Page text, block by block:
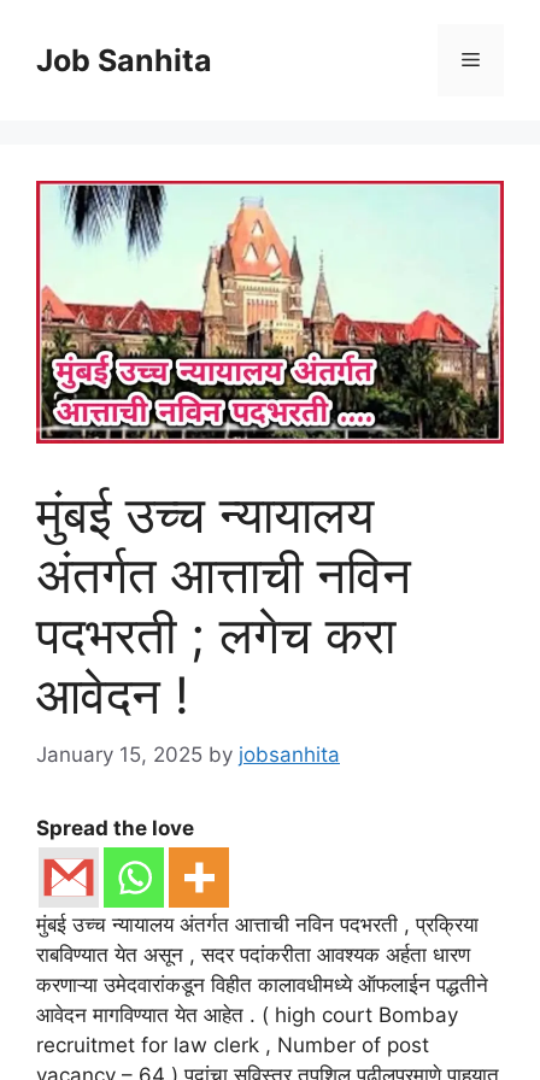
contentJob Sanhita Menu
मुंबई उच्च न्यायालय
अंतर्गत आत्ताची नविन
पदभरती ; लगेच करा
आवेदन !
January 15, 2025 by jobsanhita
Spread the love
मुंबई उच्च न्यायालय अंतर्गत आत्ताची नविन पदभरती , प्रक्रिया
राबविण्यात येत असून , सदर पदांकरीता आवश्यक अर्हता धारण
करणाऱ्या उमेदवारांकडून विहीत कालावधीमध्ये ऑफलाईन पद्धतीने
आवेदन मागविण्यात येत आहेत . ( high court Bombay
recruitmet for law clerk , Number of post
vacancy – 64 ) पदांचा सविस्तर तपशिल पुढीलप्रमाणे पाहुयात